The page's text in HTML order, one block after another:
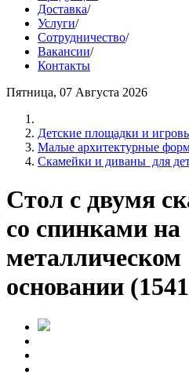
Доставка/
Услуги/
Сотрудничество/
Вакансии/
Контакты
Пятница, 07 Августа 2026
Детские площадки и
Малые архитектурные
Скамейки и диваны для
Стол с двумя
со спинками на
металлическом
основании